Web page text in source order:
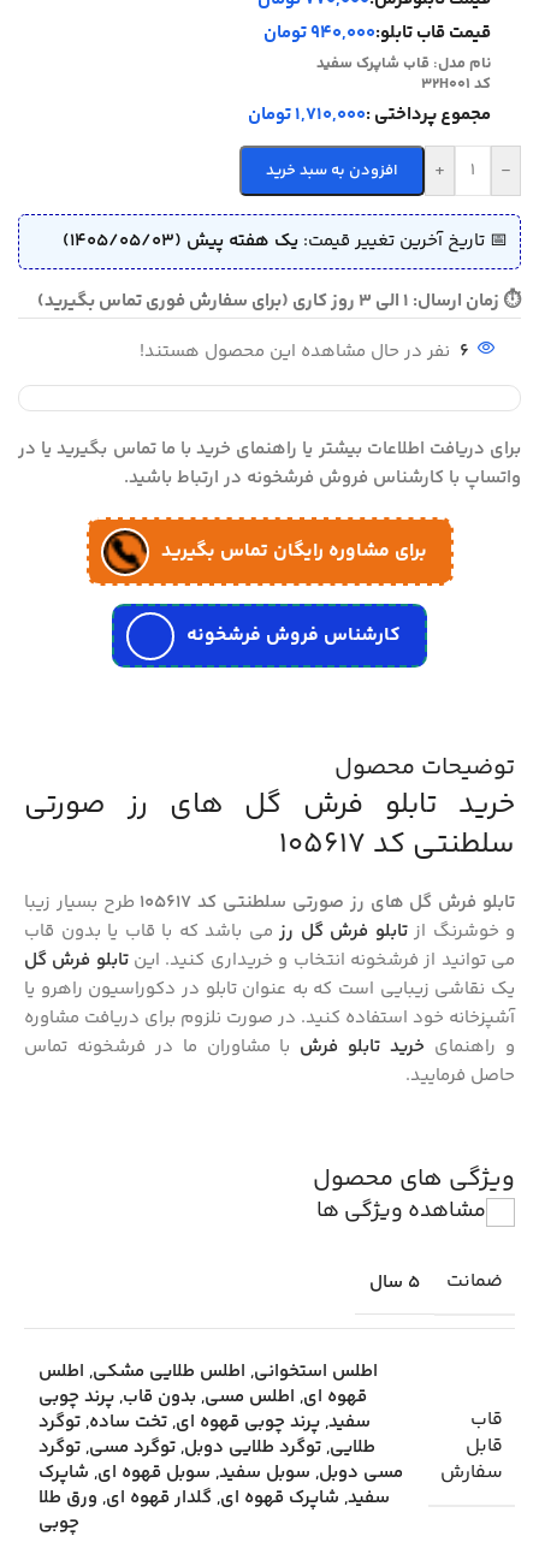
قیمت قاب تابلو:940,000 تومان
نام مدل: قاب شاپرک سفید
کد 32H001
مجموع پرداختی :1,710,000 تومان
-
+ افزودن به سبد خرید
📅 تاریخ آخرین تغییر قیمت: یک هفته پیش (1405/05/03)
⏱ زمان ارسال: 1 الی 3 روز کاری (برای سفارش فوری تماس بگیرید)
6 نفر در حال مشاهده این محصول هستند!
برای دریافت اطلاعات بیشتر یا راهنمای خرید با ما تماس بگیرید یا در
واتساپ با کارشناس فروش فرشخونه در ارتباط باشید.
برای مشاوره رایگان تماس بگیرید
کارشناس فروش فرشخونه
توضیحات محصول
خرید تابلو فرش گل های رز صورتی
سلطنتی کد 105617
تابلو فرش گل های رز صورتی سلطنتی کد 105617
طرح بسیار زیبا
و خوشرنگ ازتابلو فرش گل رز می باشد که با قاب یا بدون قاب
می توانید از فرشخونه انتخاب و خریداری کنید. اینتابلو فرش گل
یک نقاشی زیبایی است که به عنوان تابلو در دکوراسیون راهرو یا
آشپزخانه خود استفاده کنید. در صورت نلزوم برای دریافت مشاوره
و راهنمای خرید تابلو فرش با مشاوران ما در فرشخونه تماس
حاصل فرمایید.
ویژگی های محصول
مشاهده ویژگی ها
ضمانت 5 سال
قاب
قابل
سفارش
اطلس استخوانی, اطلس طلایی مشکی, اطلس
قهوه ای, اطلس مسی,بدون قاب,پرند چوبی
سفید,پرند چوبی قهوه ای,تخت ساده,توگرد
طلایی,توگرد طلایی دوبل,توگرد مسی,توگرد
مسی دوبل, سوبل سفید, سوبل قهوه ای, شاپرک
سفید, شاپرک قهوه ای,گلدار قهوه ای, ورق طلا
چوبی